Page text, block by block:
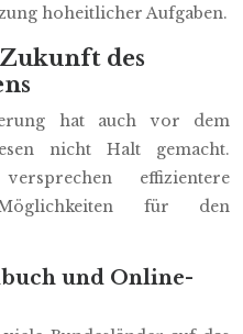
hoheitlicher Aufgaben.
des
hat auch vor dem
nicht Halt gemacht.
effizientere
für den
und Online-